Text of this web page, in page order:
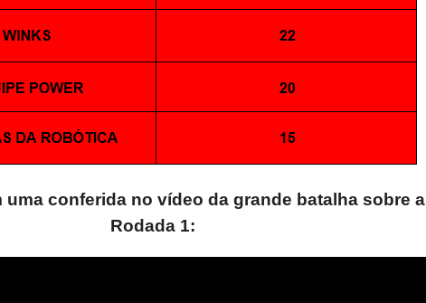
uma conferida no vídeo da grande batalha sobre a
Rodada 1: